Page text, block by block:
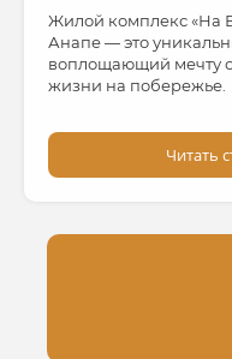
Жилой комплекс «На
Анапе — это
воплощающий мечту
жизни на побережье.
Читать